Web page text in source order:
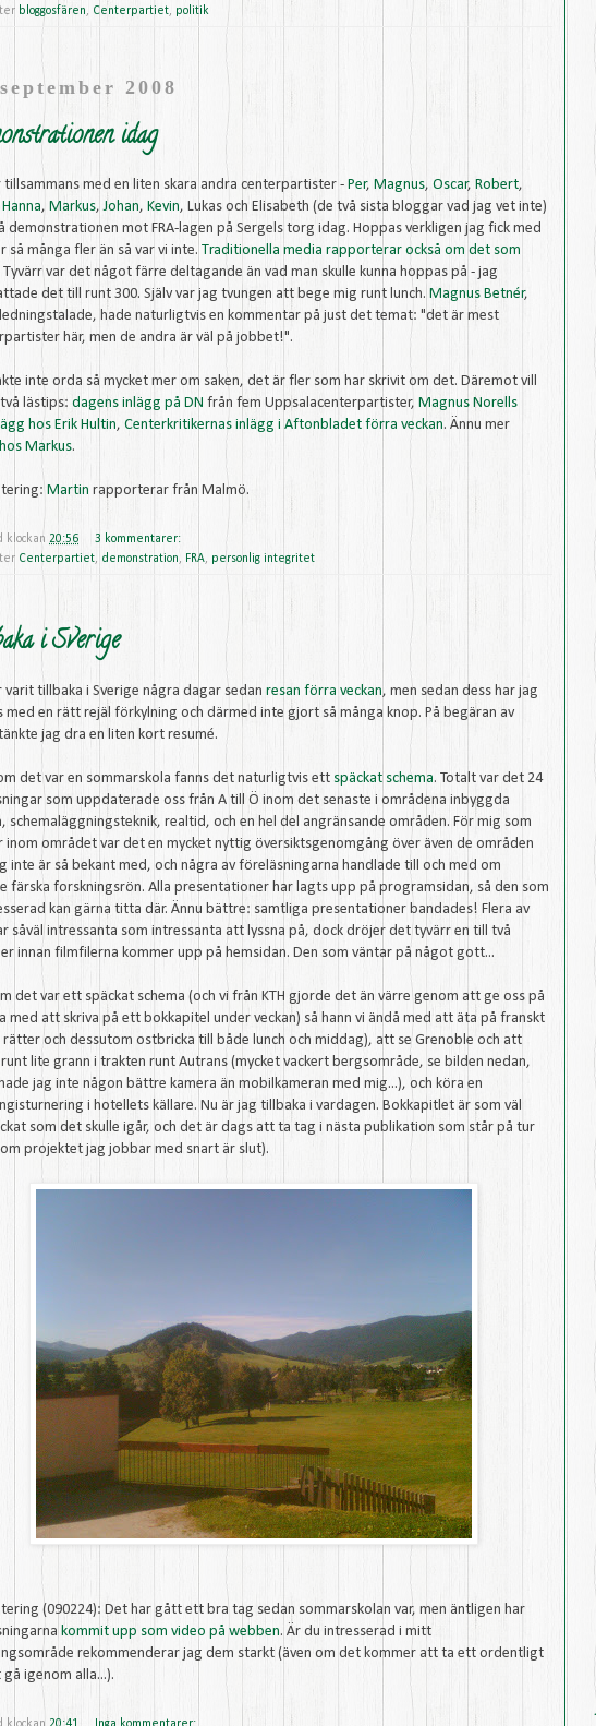
bloggosfären, Centerpartiet, politik
2008
idag
tillsammans med en liten skara andra centerpartister - Per, Magnus, Oscar, Robert,
Hanna, Markus,Johan, Kevin, Lukas och Elisabeth (de två sista bloggar vad jag vet inte)
demonstrationen mot FRA-lagen på Sergels torg idag. Hoppas verkligen jag fick med
så många fler än så var vi inte. Traditionella media rapporterar också om det som
Tyvärr var det något färre deltagande än vad man skulle kunna hoppas på - jag
det till runt 300. Själv var jag tvungen att bege mig runt lunch. Magnus Betnér,
hade naturligtvis en kommentar på just det temat: "det är mest
här, men de andra är väl på jobbet!".
inte orda så mycket mer om saken, det är fler som har skrivit om det. Däremot vill
lästips: dagens inlägg på DN från fem Uppsalacenterpartister, Magnus Norells
hos Erik Hultin, Centerkritikernas inlägg i Aftonbladet förra veckan. Ännu mer
hos Markus.
Martin rapporterar från Malmö.
klockan 20:56
3 kommentarer:
Centerpartiet, demonstration, FRA, personlig integritet
i Sverige
varit tillbaka i Sverige några dagar sedan resan förra veckan, men sedan dess har jag
med en rätt rejäl förkylning och därmed inte gjort så många knop. På begäran av
jag dra en liten kort resumé.
det var en sommarskola fanns det naturligtvis ett späckat schema. Totalt var det 24
som uppdaterade oss från A till Ö inom det senaste i områdena inbyggda
schemaläggningsteknik, realtid, och en hel del angränsande områden. För mig som
inom området var det en mycket nyttig översiktsgenomgång över även de områden
inte är så bekant med, och några av föreläsningarna handlade till och med om
färska forskningsrön. Alla presentationer har lagts upp på programsidan, så den som
kan gärna titta där. Ännu bättre: samtliga presentationer bandades! Flera av
såväl intressanta som intressanta att lyssna på, dock dröjer det tyvärr en till två
innan filmfilerna kommer upp på hemsidan. Den som väntar på något gott...
det var ett späckat schema (och vi från KTH gjorde det än värre genom att ge oss på
med att skriva på ett bokkapitel under veckan) så hann vi ändå med att äta på franskt
rätter och dessutom ostbricka till både lunch och middag), att se Grenoble och att
lite grann i trakten runt Autrans (mycket vackert bergsområde, se bilden nedan,
jag inte någon bättre kamera än mobilkameran med mig...), och köra en
i hotellets källare. Nu är jag tillbaka i vardagen. Bokkapitlet är som väl
som det skulle igår, och det är dags att ta tag i nästa publikation som står på tur
projektet jag jobbar med snart är slut).
(090224): Det har gått ett bra tag sedan sommarskolan var, men äntligen har
kommit upp som video på webben. Är du intresserad i mitt
rekommenderar jag dem starkt (även om det kommer att ta ett ordentligt
igenom alla...).